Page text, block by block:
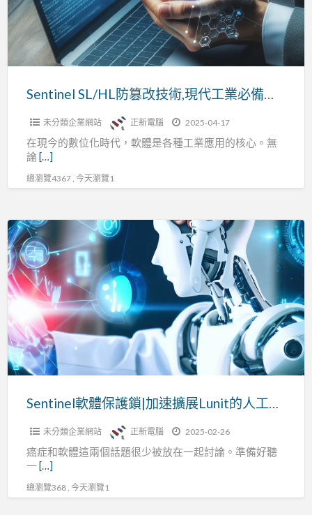
技
術,
現
代
保
軟
體
安
全
Sentinel SL/HL防篡改技術,現代工業必備工具確保軟體安全
未分類企業網站 正新電腦 2025-04-17
在現今的數位化時代，軟體是各種工業應用的核心。無
論 […]
總瀏覽4367 , 今天瀏覽1
Sentinel
軟
體
保
護
鎖|
加
速
擴
Sentinel軟體保護鎖|加速擴展Lunit的人工智慧癌症檢測技術
未分類企業網站 正新電腦 2025-02-26
癌症和軟體這兩個話題很少被放在一起討論。準備好聽
一[…]
總瀏覽368 , 今天瀏覽1